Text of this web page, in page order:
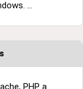
...
PHP a